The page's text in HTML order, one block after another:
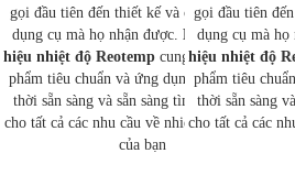
gọi đầu tiên đến thiết kế và chất lượng của
dụng cụ mà họ nhận được. Bộ truyền tín
hiệu nhiệt độ Reotemp cung cấp cả các sản
phẩm tiêu chuẩn và ứng dụng cụ thể, đồng
thời sẵn sàng và sẵn sàng tìm ra giải pháp
cho tất cả các nhu cầu về nhiệt độ và áp suất
của bạn
gọi đầu tiên
dụng cụ mà họ
hiệu nhiệt độ
phẩm tiêu
thời sẵn sàng
cho tất cả các